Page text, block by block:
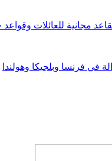
مجانية للعائلات وقواعد
في فرنسا وبلجيكا وهولندا